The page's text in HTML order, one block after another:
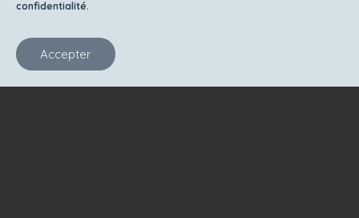
confidentialité.
Accepter